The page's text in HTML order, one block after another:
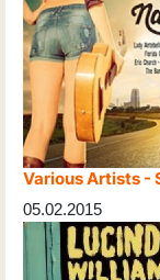
Various Artists -
05.02.2015